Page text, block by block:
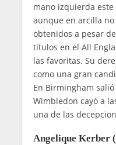
mano izquierda
aunque en arcilla
obtenidos a pesar
títulos en el All
las favoritas. Su
como una gran
En Birmingham
Wimbledon cayó a
una de las
Angelique Kerber